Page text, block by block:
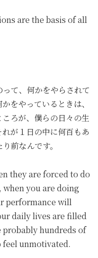
are the basis of all
て、何かをやらされて
をやっているときは、
ろが、僕らの日々の生
が１日の中に何百もあ
前なんです。
they are forced to do
you are doing
performance will
daily lives are filled
probably hundreds of
feel unmotivated.